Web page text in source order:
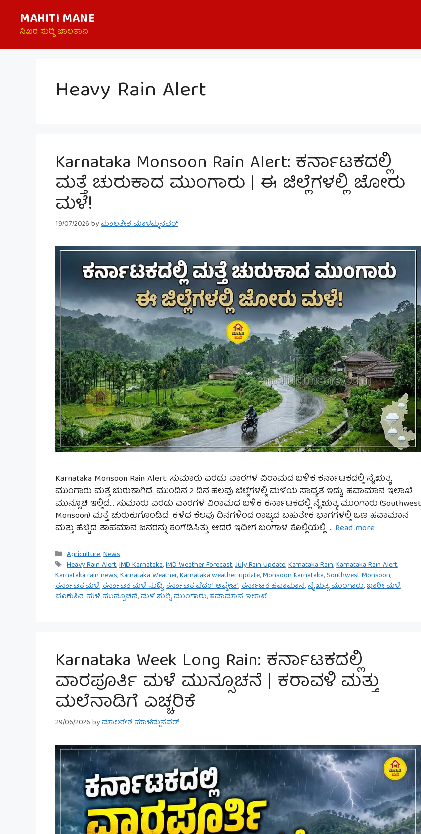
content
MAHITI MANE
ನಿಖರ ಸುದ್ದಿ ಜಾಲತಾಣ
Heavy Rain Alert
Karnataka Monsoon Rain Alert: ಕರ್ನಾಟಕದಲ್ಲಿ
ಮತ್ತೆ ಚುರುಕಾದ ಮುಂಗಾರು | ಈ ಜಿಲ್ಲೆಗಳಲ್ಲಿ ಜೋರು
ಮಳೆ!
19/07/2026byಮಾಲತೇಶ ಮಾಳಮ್ಮನವರ್
Karnataka Monsoon Rain Alert: ಸುಮಾರು ಎರಡು ವಾರಗಳ ವಿರಾಮದ ಬಳಿಕ ಕರ್ನಾಟಕದಲ್ಲಿ ನೈಋತ್ಯ
ಮುಂಗಾರು ಮತ್ತೆ ಚುರುಕಾಗಿದೆ. ಮುಂದಿನ 2 ದಿನ ಹಲವು ಜಿಲ್ಲೆಗಳಲ್ಲಿ ಮಳೆಯ ಸಾಧ್ಯತೆ ಇದ್ದು; ಹವಾಮಾನ ಇಲಾಖೆ
ಮುನ್ಸೂಚಿ ಇಲ್ಲಿದೆ… ಸುಮಾರು ಎರಡು ವಾರಗಳ ವಿರಾಮದ ಬಳಿಕ ಕರ್ನಾಟಕದಲ್ಲಿ ನೈಋತ್ಯ ಮುಂಗಾರು (Southwest
Monsoon) ಮತ್ತೆ ಚುರುಕುಗೊಂಡಿದೆ. ಕಳೆದ ಕೆಲವು ದಿನಗಳಿಂದ ರಾಜ್ಯದ ಬಹುತೇಕ ಭಾಗಗಳಲ್ಲಿ ಒಣ ಹವಾಮಾನ
ಮತ್ತು ಹೆಚ್ಚಿದ ತಾಪಮಾನ ಜನರನ್ನು ಕಂಗೆಡಿಸಿತ್ತು. ಆದರೆ ಇದೀಗ ಬಂಗಾಳ ಕೊಲ್ಲಿಯಲ್ಲಿ … Read more
Categories
Agriculture,News
Tags
Heavy Rain Alert,IMD Karnataka,IMD Weather Forecast,July Rain Update,Karnataka Rain,Karnataka Rain Alert,
Karnataka rain news,Karnataka Weather,Karnataka weather update,Monsoon Karnataka,Southwest Monsoon,
ಕರ್ನಾಟಕ ಮಳೆ,ಕರ್ನಾಟಕ ಮಳೆ ಸುದ್ದಿ,ಕರ್ನಾಟಕ ವೆದರ್ ಅಪ್ಡೇಟ್,ಕರ್ನಾಟಕ ಹವಾಮಾನ,ನೈಋತ್ಯ ಮುಂಗಾರು,ಭಾರೀ ಮಳೆ,
ಭೂಕುಸಿತ,ಮಳೆ ಮುನ್ಸೂಚನೆ,ಮಳೆ ಸುದ್ದಿ,ಮುಂಗಾರು,ಹವಾಮಾನ ಇಲಾಖೆ
Karnataka Week Long Rain: ಕರ್ನಾಟಕದಲ್ಲಿ
ವಾರಪೂರ್ತಿ ಮಳೆ ಮುನ್ಸೂಚನೆ | ಕರಾವಳಿ ಮತ್ತು
ಮಲೆನಾಡಿಗೆ ಎಚ್ಚರಿಕೆ
29/06/2026byಮಾಲತೇಶ ಮಾಳಮ್ಮನವರ್